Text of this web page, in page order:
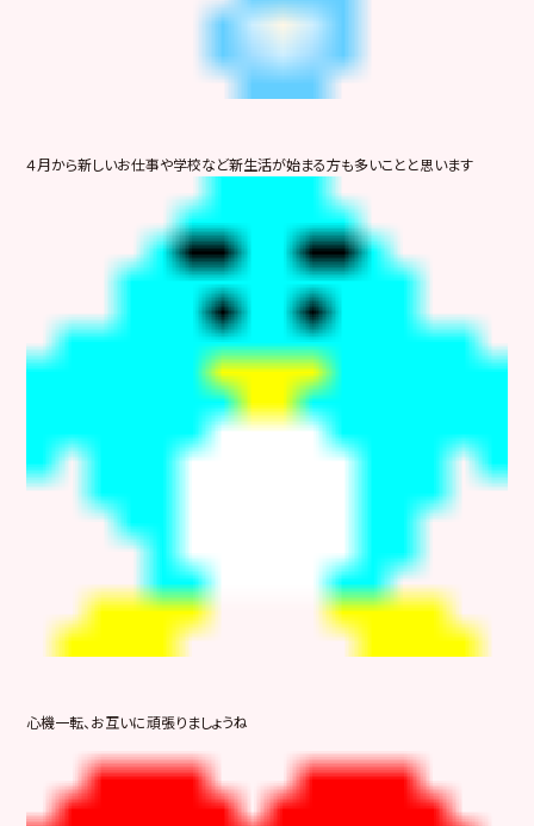
４月から新しいお仕事や学校など新生活が始まる方も多いことと思います
心機一転、お互いに頑張りましょうね